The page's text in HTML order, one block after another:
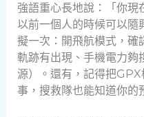
強語重心長地說：「你現
以前一個人的時候可以隨
擬一次：開飛航模式，確
軌跡有出現、手機電力夠
源）。還有，記得把
事，搜救隊也能知道你的